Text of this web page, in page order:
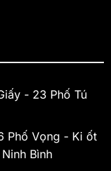
- 23 Phố Tú
Phố Vọng - Ki ốt
Bình